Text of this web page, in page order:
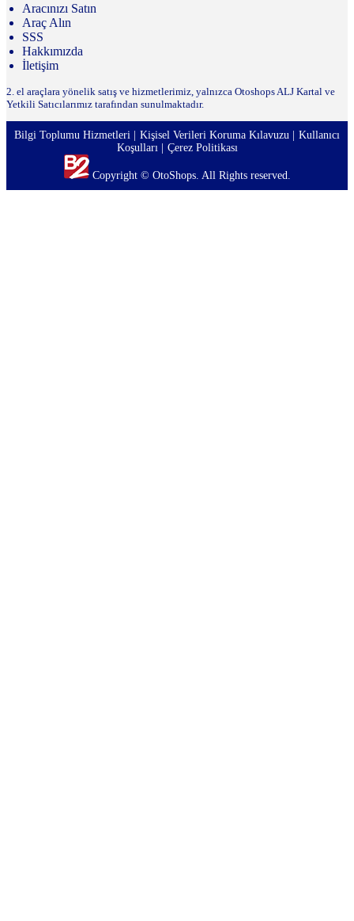
Aracınızı Satın
Araç Alın
SSS
Hakkımızda
İletişim
2. el araçlara yönelik satış ve hizmetlerimiz, yalnızca Otoshops ALJ Kartal ve
Yetkili Satıcılarımız tarafından sunulmaktadır.
Copyright © OtoShops. All Rights reserved.
Bilgi Toplumu Hizmetleri Kişisel Verileri Koruma Kılavuzu
Kullanıcı
Koşulları
Çerez Politikası